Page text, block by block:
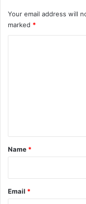
Your email address will
marked *
*
Name *
Email *